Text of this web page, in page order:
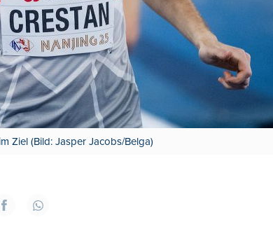
Ziel (Bild: Jasper Jacobs/Belga)